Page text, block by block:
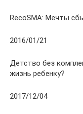
RecoSMA: Мечты
2016/01/21
Детство без
жизнь ребенку?
2017/12/04